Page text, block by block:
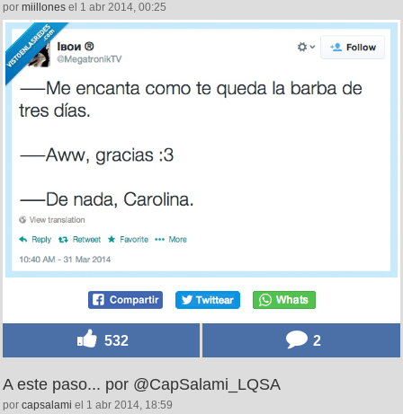
por miillones el 1 abr 2014, 00:25
532 2
A este paso... por @CapSalami_LQSA
por capsalami el 1 abr 2014, 18:59